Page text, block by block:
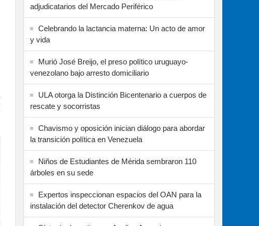
adjudicatarios del Mercado Periférico
Celebrando la lactancia materna: Un acto de amor
y vida
Murió José Breijo, el preso político uruguayo-
venezolano bajo arresto domiciliario
ULA otorga la Distinción Bicentenario a cuerpos de
rescate y socorristas
Chavismo y oposición inician diálogo para abordar
la transición política en Venezuela
Niños de Estudiantes de Mérida sembraron 110
árboles en su sede
Expertos inspeccionan espacios del OAN para la
instalación del detector Cherenkov de agua